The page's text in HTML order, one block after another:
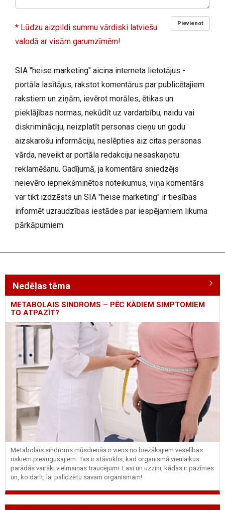
Pievienot
* Lūdzu aizpildi summu vārdiski latviešu
valodā ar visām garumzīmēm!
SIA "heise marketing" aicina interneta lietotājus -
portāla lasītājus, rakstot komentārus par publicētajiem
rakstiem un ziņām, ievērot morāles, ētikas un
pieklājības normas, nekūdīt uz vardarbību, naidu vai
diskrimināciju, neizplatīt personas cieņu un godu
aizskarošu informāciju, neslēpties aiz citas personas
vārda, neveikt ar portāla redakciju nesaskaņotu
reklamēšanu. Gadījumā, ja komentāra sniedzējs
neievēro iepriekšminētos noteikumus, viņa komentārs
var tikt izdzēsts un SIA "heise marketing" ir tiesības
informēt uzraudzības iestādes par iespējamiem likuma
pārkāpumiem.
Nedēļas tēma
METABOLAIS SINDROMS – PĒC KĀDIEM SIMPTOMIEM
TO ATPAZĪT?
Metabolais sindroms mūsdienās ir viens no biežākajiem veselības
riskiem pieaugušajiem. Tas ir stāvoklis, kad organismā vienlaikus
parādās vairāki vielmaiņas traucējumi. Lasi un uzzini, kādas ir pazīmes
un, ko darīt, lai palīdzētu savam organismam!